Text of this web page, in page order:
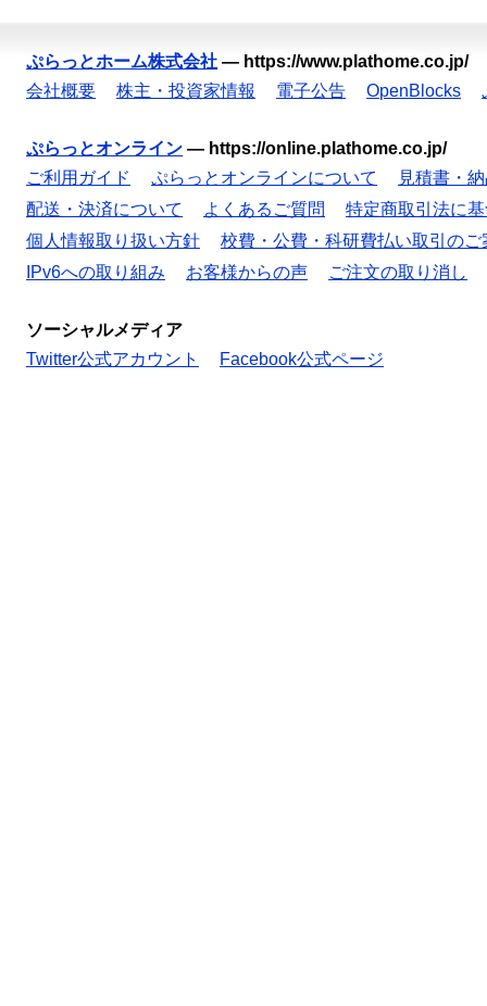
ぷらっとホーム株式会社 — https://www.plathome.co.jp/
会社概要
株主・投資家情報 電子公告 OpenBlocks
ぷらっとオンライン — https://online.plathome.co.jp/
ご利用ガイド
ぷらっとオンラインについて
見積書・
配送・決済について
よくあるご質問
特定商取引法に
個人情報取り扱い方針
校費・公費・科研費払い取引のご
IPv6への取り組み
お客様からの声 ご注文の取り消し
ソーシャルメディア
Twitter公式アカウント
Facebook公式ページ